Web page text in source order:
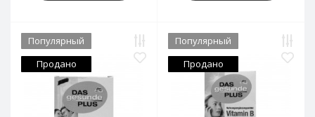
Популярный
Продано
Популярный
Продано